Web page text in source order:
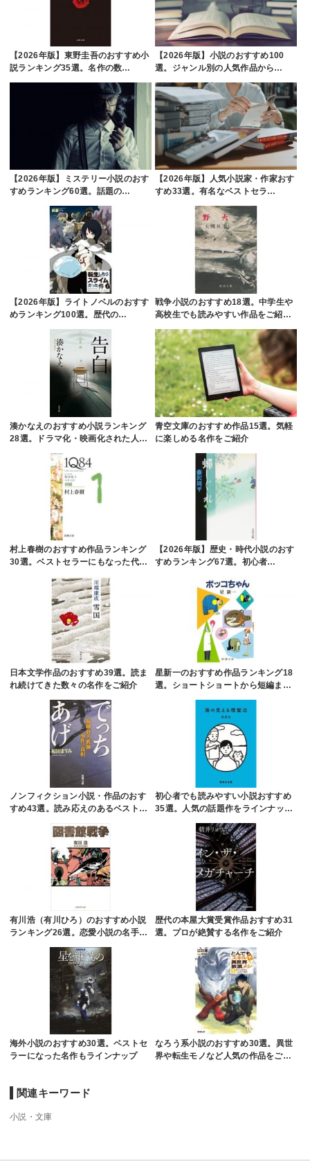
【2026年版】東野圭吾のおすすめ小
説ランキング35選。名作の数…
【2026年版】小説のおすすめ100
選。ジャンル別の人気作品から…
【2026年版】ミステリー小説のおす
すめランキング60選。話題の…
【2026年版】人気小説家・作家おす
すめ33選。有名なベストセラ…
【2026年版】ライトノベルのおすす
めランキング100選。歴代の…
戦争小説のおすすめ18選。中学生や
高校生でも読みやすい作品をご紹…
湊かなえのおすすめ小説ランキング
28選。ドラマ化・映画化された人…
青空文庫のおすすめ作品15選。気軽
に楽しめる名作をご紹介
村上春樹のおすすめ作品ランキング
30選。ベストセラーにもなった代…
【2026年版】歴史・時代小説のおす
すめランキング67選。初心者…
日本文学作品のおすすめ39選。読ま
れ続けてきた数々の名作をご紹介
星新一のおすすめ作品ランキング18
選。ショートショートから短編ま…
ノンフィクション小説・作品のおす
すめ43選。読み応えのあるベスト…
初心者でも読みやすい小説おすすめ
35選。人気の話題作をラインナッ…
有川浩（有川ひろ）のおすすめ小説
ランキング26選。恋愛小説の名手…
歴代の本屋大賞受賞作品おすすめ31
選。プロが絶賛する名作をご紹介
海外小説のおすすめ30選。ベストセ
ラーになった名作もラインナップ
なろう系小説のおすすめ30選。異世
界や転生モノなど人気の作品をご…
関連キーワード
小説・文庫